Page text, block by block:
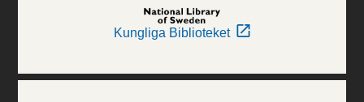
Kungliga Biblioteket